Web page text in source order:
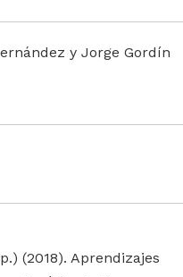
y Jorge Gordín
(2018). Aprendizajes